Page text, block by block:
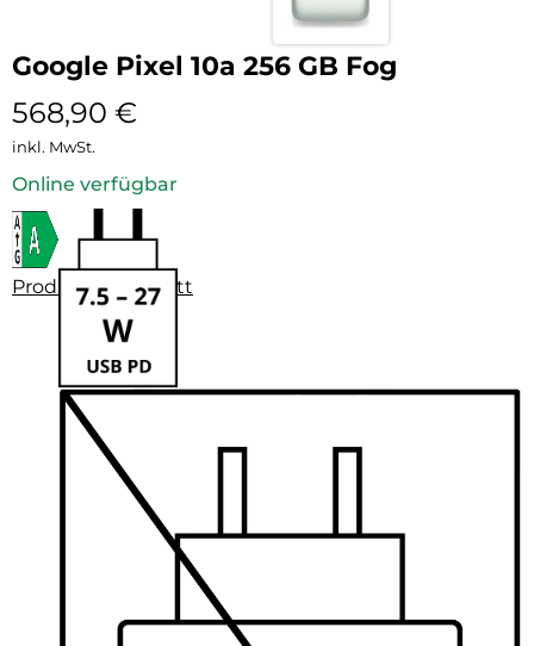
Google Pixel 10a 256 GB Fog
568,90 €
inkl. MwSt.
Online verfügbar
Produktdatenblatt